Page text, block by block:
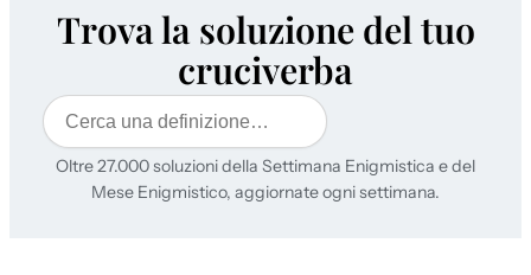
Trova la soluzione del tuo
cruciverba
Cerca
Oltre 27.000 soluzioni della Settimana Enigmistica e del
Mese Enigmistico, aggiornate ogni settimana.